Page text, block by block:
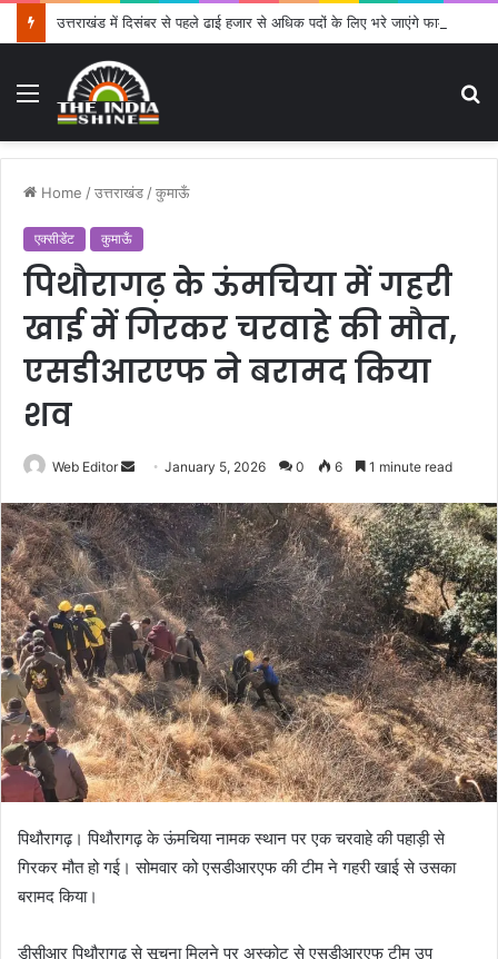
उत्तराखंड में दिसंबर से पहले ढाई हजार से अधिक पदों के लिए भरे जाएंगे फार्म
Menu
Home /उत्तराखंड /कुमाऊँ
एक्सीडेंट कुमाऊँ
पिथौरागढ़ के ऊंमचिया में गहरी
खाई में गिरकर चरवाहे की मौत,
एसडीआरएफ ने बरामद किया
शव
Web Editor
n
d
a
n
e
m
a
i
l
January 5, 2026 0 6 1 minute read
पिथौरागढ़। पिथौरागढ़ के ऊंमचिया नामक स्थान पर एक चरवाहे की पहाड़ी से
गिरकर मौत हो गई। सोमवार को एसडीआरएफ की टीम ने गहरी खाई से उसका
बरामद किया।
डीसीआर पिथौरागढ़ से सूचना मिलने पर अस्कोट से एसडीआरएफ टीम उप